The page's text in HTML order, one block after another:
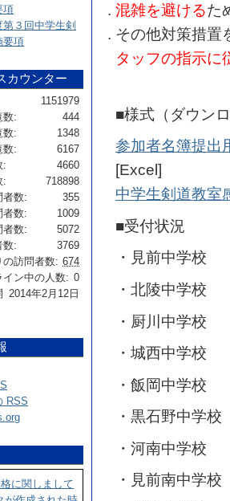
混雑を避けるた
その他対策措置
タッフの指示に
■様式（ダウン
参加者名簿提出
[Excel]
中学生剣道教室
■受付状況
・見前中学校
・北陵中学校
・厨川中学校
・城西中学校
・飯岡中学校
・黒石野中学
・河南中学校
・見前南中学
項
３回中学生剣
要項
カウンター
1151979
444
数:
1348
数:
6167
数:
4660
:
718898
:
355
者数:
1009
者数:
5072
者数:
3769
数:
674
の訪問者数:
0
イン中の人数:
2014年2月12日
RSS